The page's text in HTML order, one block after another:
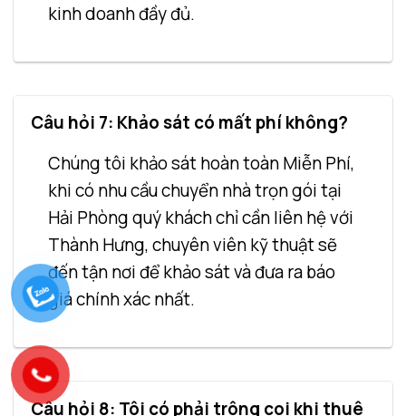
kinh doanh đầy đủ.
Câu hỏi 7: Khảo sát có mất phí không?
Chúng tôi khảo sát hoàn toàn Miễn Phí,
khi có nhu cầu chuyển nhà trọn gói tại
Hải Phòng quý khách chỉ cần liên hệ với
Thành Hưng, chuyên viên kỹ thuật sẽ
đến tận nơi để khảo sát và đưa ra báo
giá chính xác nhất.
Câu hỏi 8: Tôi có phải trông coi khi thuê